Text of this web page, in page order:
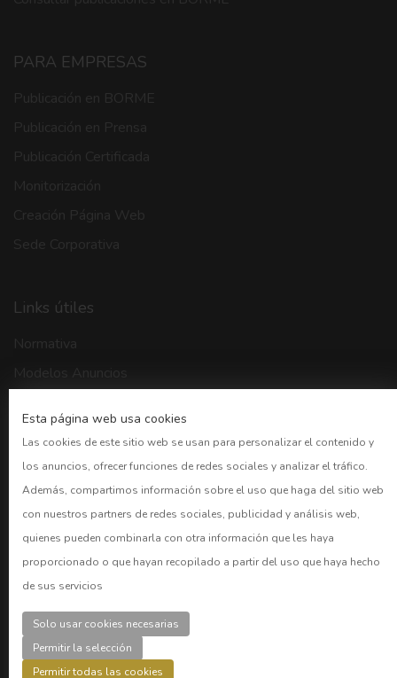
Esta página web usa cookies
Las cookies de este sitio web se usan para personalizar el contenido y
los anuncios, ofrecer funciones de redes sociales y analizar el tráfico.
Además, compartimos información sobre el uso que haga del sitio web
con nuestros partners de redes sociales, publicidad y análisis web,
quienes pueden combinarla con otra información que les haya
proporcionado o que hayan recopilado a partir del uso que haya hecho
de sus servicios
Solo usar cookies necesarias
Permitir la selección
Permitir todas las cookies
PARA EMPRESAS
Links útiles
Modelos Anuncios
CNMV
Bolsa Madrid
BOE
Preguntas frecuentes
CUENTAS
Acceder
Registro